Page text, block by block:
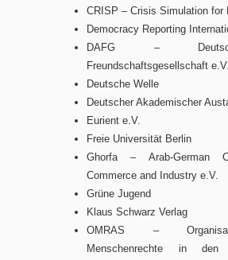
CRISP – Crisis Simulation for
Democracy Reporting
DAFG – Deutsch-
Freundschaftsgesellschaft e.V.
Deutsche Welle
Deutscher Akademischer
Eurient e.V.
Freie Universität Berlin
Ghorfa – Arab-German
Commerce and Industry e.V.
Grüne Jugend
Klaus Schwarz Verlag
OMRAS –
Menschenrechte in den